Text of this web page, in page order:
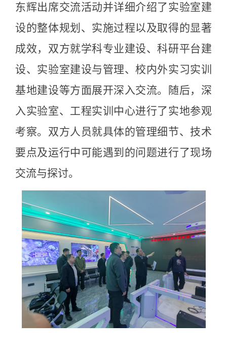
东辉出席交流活动并详细介绍了实验室建
设的整体规划、实施过程以及取得的显著
成效，双方就学科专业建设、科研平台建
设、实验室建设与管理、校内外实习实训
基地建设等方面展开深入交流。随后，深
入实验室、工程实训中心进行了实地参观
考察。双方人员就具体的管理细节、技术
要点及运行中可能遇到的问题进行了现场
交流与探讨。